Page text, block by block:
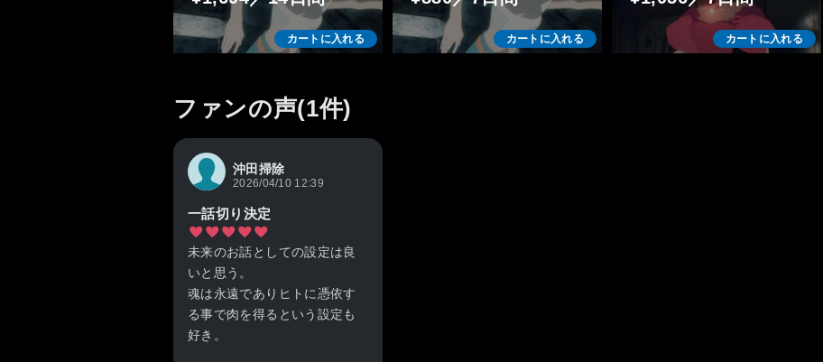
カートに入れる カートに入れる カートに入れる
ファンの声(1件)
沖田掃除
2026/04/10 12:39
一話切り決定
未来のお話としての設定は良
いと思う。
魂は永遠でありヒトに憑依す
る事で肉を得るという設定も
好き。